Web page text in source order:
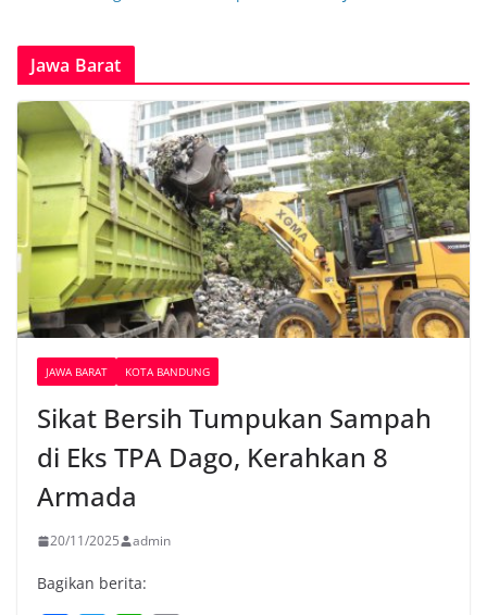
Jawa Barat
JAWA BARAT KOTA BANDUNG
Sikat Bersih Tumpukan Sampah
di Eks TPA Dago, Kerahkan 8
Armada
20/11/2025 admin
Bagikan berita: